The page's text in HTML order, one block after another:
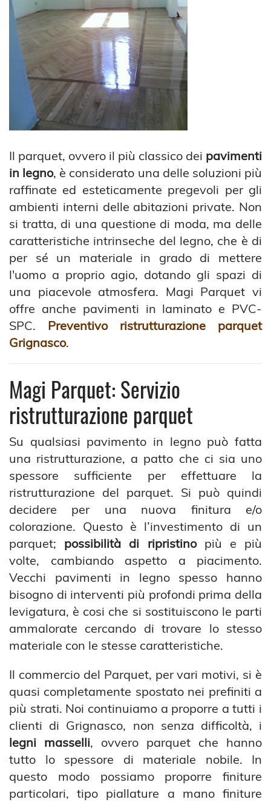
Il parquet, ovvero il più classico dei pavimenti
in legno, è considerato una delle soluzioni più
raffinate ed esteticamente pregevoli per gli
ambienti interni delle abitazioni private. Non
si tratta, di una questione di moda, ma delle
caratteristiche intrinseche del legno, che è di
per sé un materiale in grado di mettere
l'uomo a proprio agio, dotando gli spazi di
una piacevole atmosfera. Magi Parquet vi
offre anche pavimenti in laminato e PVC-
SPC. Preventivo ristrutturazione parquet
Grignasco.
Magi Parquet: Servizio
ristrutturazione parquet
Su qualsiasi pavimento in legno può fatta
una ristrutturazione, a patto che ci sia uno
spessore sufficiente per effettuare la
ristrutturazione del parquet. Si può quindi
decidere per una nuova finitura e/o
colorazione. Questo è l’investimento di un
parquet; possibilità di ripristinopiù e più
volte, cambiando aspetto a piacimento.
Vecchi pavimenti in legno spesso hanno
bisogno di interventi più profondi prima della
levigatura, è cosi che si sostituiscono le parti
ammalorate cercando di trovare lo stesso
materiale con le stesse caratteristiche.
Il commercio del Parquet, per vari motivi, si è
quasi completamente spostato nei prefiniti a
più strati. Noi continuiamo a proporre a tutti i
clienti di Grignasco, non senza difficoltà, i
legni masselli, ovvero parquet che hanno
tutto lo spessore di materiale nobile. In
questo modo possiamo proporre finiture
particolari, tipo piallature a mano finiture